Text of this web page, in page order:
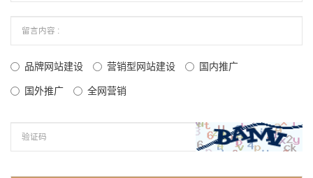
品牌网站建设 营销型网站建设 国内推广
国外推广 全网营销